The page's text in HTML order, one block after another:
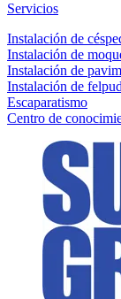
Servicios
Instalación de
Instalación de
Instalación de
Instalación de
Escaparatismo
Centro de